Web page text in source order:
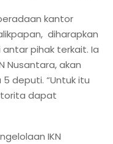
kantor
diharapkan
pihak terkait. Ia
Nusantara, akan
deputi. “Untuk itu
dapat
IKN